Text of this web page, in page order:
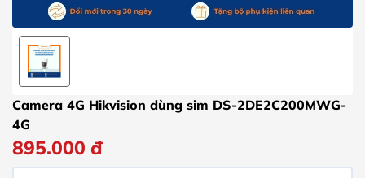
Camera 4G Hikvision dùng sim DS-2DE2C200MWG-
4G
895.000 đ